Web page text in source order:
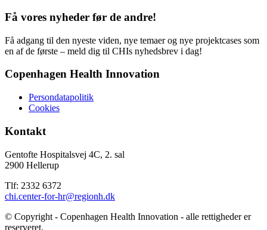
Få vores nyheder før de andre!
Få adgang til den nyeste viden, nye temaer og nye projektcases som
en af de første – meld dig til CHIs nyhedsbrev i dag!
Copenhagen Health Innovation
Persondatapolitik
Cookies
Kontakt
Gentofte Hospitalsvej 4C, 2. sal
2900 Hellerup
Tlf: 2332 6372
chi.center-for-hr@regionh.dk
© Copyright - Copenhagen Health Innovation - alle rettigheder er
reserveret.